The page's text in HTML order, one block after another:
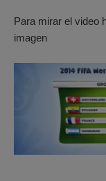
Para mirar el video
imagen